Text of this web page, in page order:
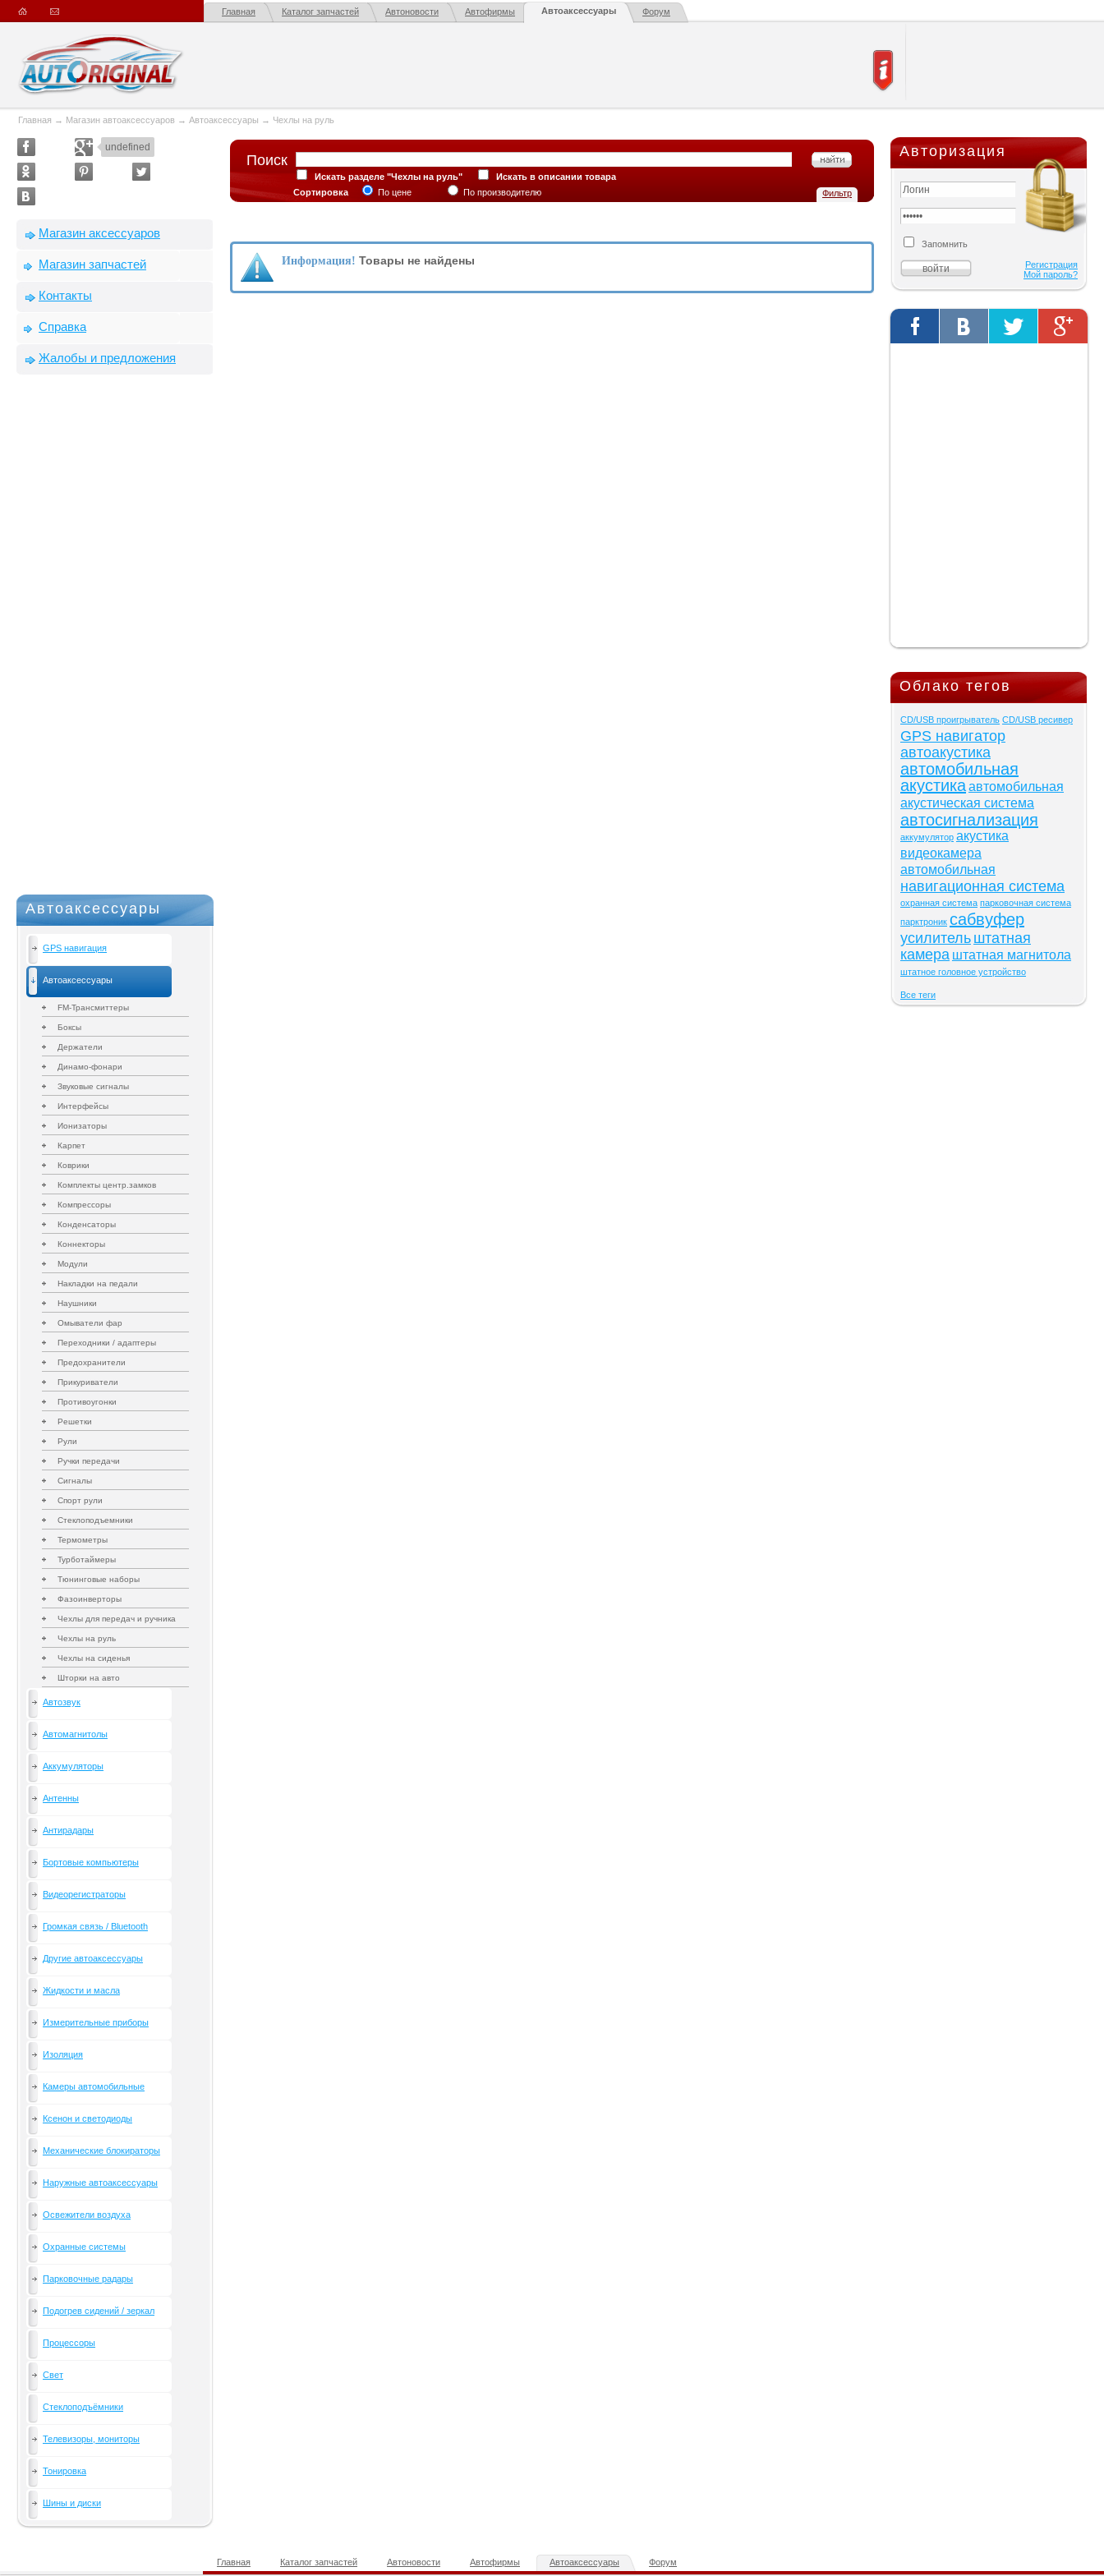
Главная Каталог запчастей Автоновости Автофирмы Автоаксессуары Форум
Главная → Магазин автоаксессуаров → Автоаксессуары → Чехлы на руль
undefined
Магазин аксессуаров
Магазин запчастей
Контакты
Справка
Жалобы и предложения
Автоаксессуары
GPS навигация
Автоаксессуары
FM-Трансмиттеры
Боксы
Держатели
Динамо-фонари
Звуковые сигналы
Интерфейсы
Ионизаторы
Карпет
Коврики
Комплекты центр.замков
Компрессоры
Конденсаторы
Коннекторы
Модули
Накладки на педали
Наушники
Омыватели фар
Переходники / адаптеры
Предохранители
Прикуриватели
Противоугонки
Решетки
Рули
Ручки передачи
Сигналы
Спорт рули
Стеклоподъемники
Термометры
Турботаймеры
Тюнинговые наборы
Фазоинверторы
Чехлы для передач и ручника
Чехлы на руль
Чехлы на сиденья
Шторки на авто
Автозвук
Автомагнитолы
Аккумуляторы
Антенны
Антирадары
Бортовые компьютеры
Видеорегистраторы
Громкая связь / Bluetooth
Другие автоаксессуары
Жидкости и масла
Измерительные приборы
Изоляция
Камеры автомобильные
Ксенон и светодиоды
Механические блокираторы
Наружные автоаксессуары
Освежители воздуха
Охранные системы
Парковочные радары
Подогрев сидений / зеркал
Процессоры
Свет
Стеклоподъёмники
Телевизоры, мониторы
Тонировка
Шины и диски
Поиск
Искать разделе "Чехлы на руль"
Искать в описании товара
Сортировка
По цене По производителю Фильтр
Информация! Товары не найдены
Авторизация
Запомнить
Регистрация
Мой пароль?
Облако тегов
CD/USB проигрыватель CD/USB ресивер
GPS навигатор
автоакустика
автомобильная
акустикаавтомобильная
акустическая система
автосигнализация
аккумулятор акустика
видеокамера
автомобильная
навигационная система
охранная система парковочная система
парктроник сабвуфер
усилитель штатная
камера штатная магнитола
штатное головное устройство
Все теги
Главная Каталог запчастей Автоновости Автофирмы Автоаксессуары Форум